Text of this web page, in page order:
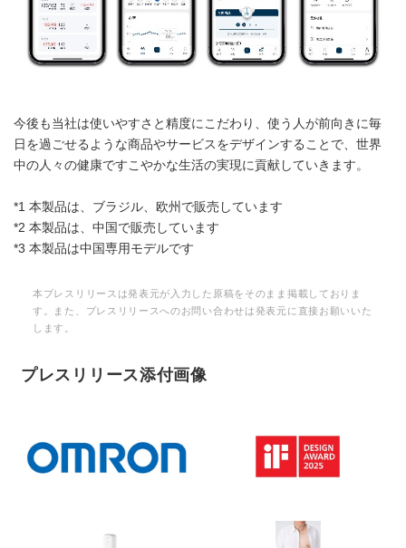
今後も当社は使いやすさと精度にこだわり、使う人が前向きに毎
日を過ごせるような商品やサービスをデザインすることで、世界
中の人々の健康ですこやかな生活の実現に貢献していきます。
*1 本製品は、ブラジル、欧州で販売しています
*2 本製品は、中国で販売しています
*3 本製品は中国専用モデルです
本プレスリリースは発表元が入力した原稿をそのまま掲載しておりま
す。また、プレスリリースへのお問い合わせは発表元に直接お願いいた
します。
プレスリリース添付画像